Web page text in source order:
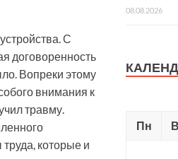
С
договоренность
Вопреки этому
внимания к
травму.
которые и
08.08.2026
Пн